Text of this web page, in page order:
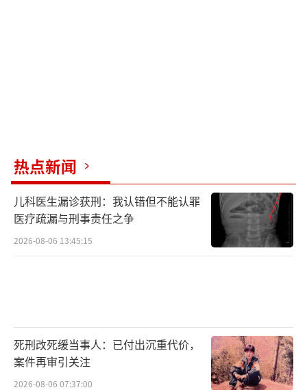
热点新闻
儿科医生漏诊获刑：我认错但不能认罪
医疗疏漏与刑事责任之争
2026-08-06 13:45:15
死刑改死缓当事人：已付出沉重代价，
案件再审引关注
2026-08-06 07:37:00